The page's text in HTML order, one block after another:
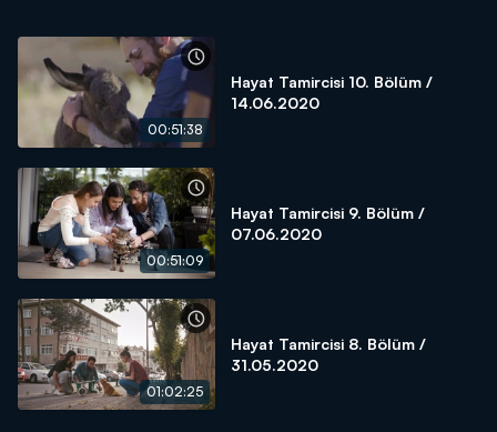
00:51:38
Hayat Tamircisi 10. Bölüm /
14.06.2020
00:51:09
Hayat Tamircisi 9. Bölüm /
07.06.2020
01:02:25
Hayat Tamircisi 8. Bölüm /
31.05.2020